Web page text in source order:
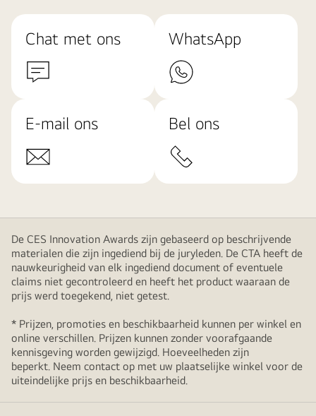
Chat met ons WhatsApp
E-mail ons Bel ons
De CES Innovation Awards zijn gebaseerd op beschrijvende
materialen die zijn ingediend bij de juryleden. De CTA heeft de
nauwkeurigheid van elk ingediend document of eventuele
claims niet gecontroleerd en heeft het product waaraan de
prijs werd toegekend, niet getest.
* Prijzen, promoties en beschikbaarheid kunnen per winkel en
online verschillen. Prijzen kunnen zonder voorafgaande
kennisgeving worden gewijzigd. Hoeveelheden zijn
beperkt. Neem contact op met uw plaatselijke winkel voor de
uiteindelijke prijs en beschikbaarheid.